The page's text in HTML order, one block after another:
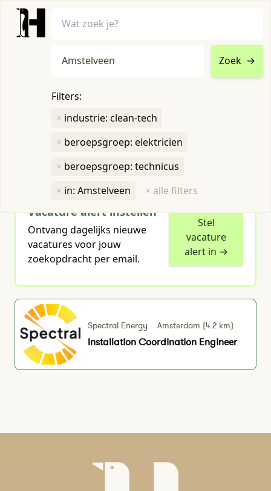
Zoek →
Filters:
× industrie: clean-tech
× beroepsgroep: elektricien
× beroepsgroep: technicus
× in: Amstelveen × alle filters
Humboldt heeft1groene vacature
voor je gevonden
Vacature alert instellen
Ontvang dagelijks nieuwe
vacatures voor jouw
zoekopdracht per email.
Stel
vacature
alert in →
Spectral Energy Amsterdam (4.2 km)
Installation Coordination Engineer